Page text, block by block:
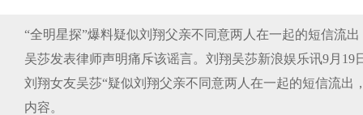
“全明星探”爆料疑似刘翔父亲不同意两人在一起的短信流
吴莎发表律师声明痛斥该谣言。刘翔吴莎新浪娱乐讯9月19
刘翔女友吴莎“疑似刘翔父亲不同意两人在一起的短信流出
内容。